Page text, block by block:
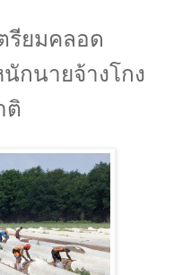
รียมคลอด
กนายจ้างโกง
ติ